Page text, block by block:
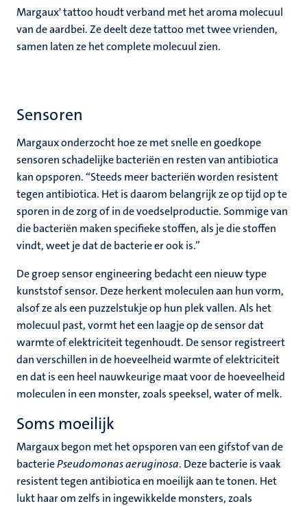
Margaux' tattoo houdt verband met het aroma molecuul
van de aardbei. Ze deelt deze tattoo met twee vrienden,
samen laten ze het complete molecuul zien.
Sensoren
Margaux onderzocht hoe ze met snelle en goedkope
sensoren schadelijke bacteriën en resten van antibiotica
kan opsporen. “Steeds meer bacteriën worden resistent
tegen antibiotica. Het is daarom belangrijk ze op tijd op te
sporen in de zorg of in de voedselproductie. Sommige van
die bacteriën maken specifieke stoffen, als je die stoffen
vindt, weet je dat de bacterie er ook is.”
De groep sensor engineering bedacht een nieuw type
kunststof sensor. Deze herkent moleculen aan hun vorm,
alsof ze als een puzzelstukje op hun plek vallen. Als het
molecuul past, vormt het een laagje op de sensor dat
warmte of elektriciteit tegenhoudt. De sensor registreert
dan verschillen in de hoeveelheid warmte of elektriciteit
en dat is een heel nauwkeurige maat voor de hoeveelheid
moleculen in een monster, zoals speeksel, water of melk.
Soms moeilijk
Margaux begon met het opsporen van een gifstof van de
bacteriePseudomonas aeruginosa. Deze bacterie is vaak
resistent tegen antibiotica en moeilijk aan te tonen. Het
lukt haar om zelfs in ingewikkelde monsters, zoals